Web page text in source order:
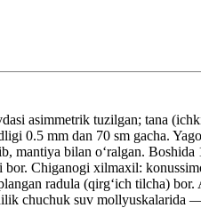
asimmetrik tuzilgan; tana
0.5 mm dan 70 sm gacha.
mantiya bilan oʻralgan.
Chiganogi xilmaxil:
radula (qirgʻich tilcha)
chuchuk suv mollyuskalarida